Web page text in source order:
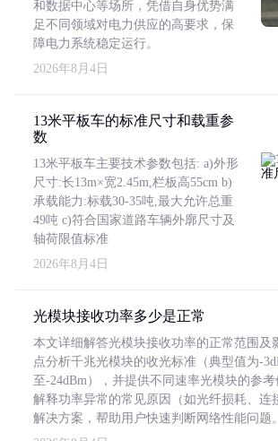
和数据中心等场所，凭借自身优势满
足不同领域对电力供应的高要求，保
障电力系统稳定运行。
2026年8月4日
13米平板车的标准尺寸和载重参
数
13米平板车主要技术参数包括: a)外形
尺寸:长13m×宽2.45m,栏板高55cm b)
承载能力:标载30-35吨,最大允许总重
49吨 c)符合国家道路车辆外廓尺寸及
轴荷限值标准
2026年8月4日
光模块接收功率多少是正常
本文详细解答光模块接收功率的正常范围及
点分析千兆光模块的收光标准（典型值为-
至-24dBm），并提供不同速率光模块的参
解释功率异常的常见原因（如光纤损耗、连
解决方案，帮助用户快速判断网络性能问题。